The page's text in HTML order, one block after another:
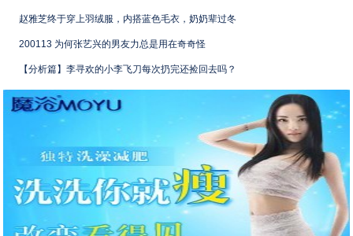
赵雅芝终于穿上羽绒服，内搭蓝色毛衣，奶奶辈过冬
200113 为何张艺兴的男友力总是用在奇奇怪
【分析篇】李寻欢的小李飞刀每次扔完还捡回去吗？